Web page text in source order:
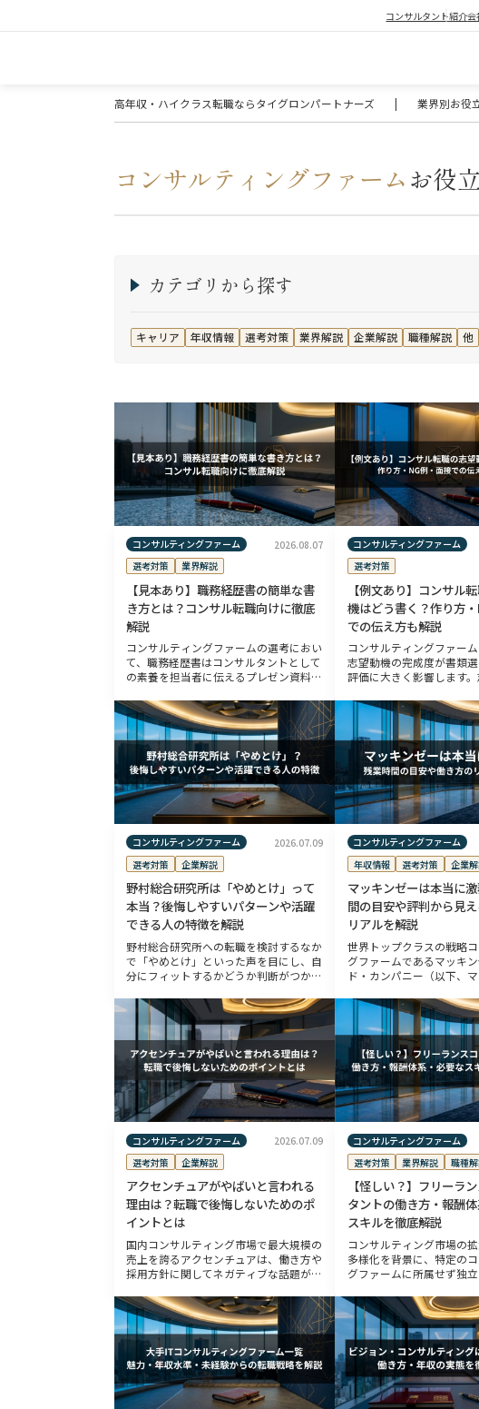
コンサルタント紹介会
高年収・ハイクラス転職ならタイグロンパートナーズ | 業界別お役
コンサルティングファームお役
カテゴリから探す
キャリア 年収情報 選考対策 業界解説 企業解説 職種解説 他
コンサルティングファーム
2026.08.07
選考対策
業界解説
【見本あり】職務経歴書の簡単な書
き方とは？コンサル転職向けに徹底
解説
コンサルティングファームの選考におい
て、職務経歴書はコンサルタントとして
の素養を担当者に伝えるプレゼン資料と
10〜30％程度と狭き門とされているた
め、職務経歴書は入念な準備のもと作成
する […]
コンサルティングファーム
選考対策
【例文あり】コンサル
機はどう書く？作り方
での伝え方も解説
コンサルティングファーム
志望動機の完成度が書類
評価に大きく影響します
的思考力や熱意を測る材
入念な準備が欠かせませ
は、 […]
コンサルティングファーム
2026.07.09
選考対策
企業解説
野村総合研究所は「やめとけ」って
本当？後悔しやすいパターンや活躍
できる人の特徴を解説
野村総合研究所への転職を検討するなか
で「やめとけ」といった声を目にし、自
分にフィットするかどうか判断がつかず
か。 同社は事業領域が幅広く、一般的
なコンサルティングファームと異なる特
徴を […]
コンサルティングファーム
年収情報
選考対策 企業
マッキンゼーは本当に
間の目安や評判から見
リアルを解説
世界トップクラスの戦略
グファームであるマッキ
ド・カンパニー（以下、
激務というイメージが先
ームです。 一方で、経営
に直結 […]
コンサルティングファーム
2026.07.09
選考対策
企業解説
アクセンチュアがやばいと言われる
理由は？転職で後悔しないためのポ
イントとは
国内コンサルティング市場で最大規模の
売上を誇るアクセンチュアは、働き方や
採用方針に関してネガティブな話題が取
る中で不安を感じる方もいるでしょう。
しかし実際には労働環境の改善や成長領
域 […]
コンサルティングファーム
選考対策
業界解説 職種
【怪しい？】フリーラ
タントの働き方・報酬
スキルを徹底解説
コンサルティング市場の
多様化を背景に、特定の
グファームに所属せず独
を集めています。MBBや
るケースも増えており、
[…]